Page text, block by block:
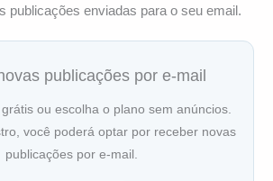
publicações enviadas para o seu email.
publicações por e-mail
ou escolha o plano sem anúncios.
você poderá optar por receber novas
publicações por e-mail.